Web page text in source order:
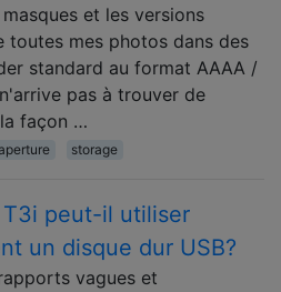
et les versions
toutes mes photos dans des
standard au format AAAA /
pas à trouver de
façon …
storage
T3i peut-il utiliser
un disque dur USB?
vagues et